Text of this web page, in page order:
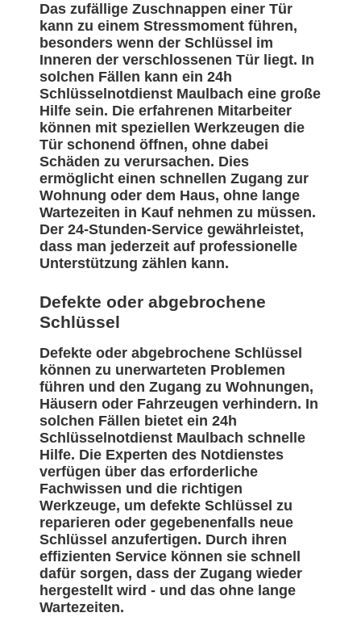
Das zufällige Zuschnappen einer Tür
kann zu einem Stressmoment führen,
besonders wenn der Schlüssel im
Inneren der verschlossenen Tür liegt. In
solchen Fällen kann ein 24h
Schlüsselnotdienst Maulbach eine große
Hilfe sein. Die erfahrenen Mitarbeiter
können mit speziellen Werkzeugen die
Tür schonend öffnen, ohne dabei
Schäden zu verursachen. Dies
ermöglicht einen schnellen Zugang zur
Wohnung oder dem Haus, ohne lange
Wartezeiten in Kauf nehmen zu müssen.
Der 24-Stunden-Service gewährleistet,
dass man jederzeit auf professionelle
Unterstützung zählen kann.
Defekte oder abgebrochene
Schlüssel
Defekte oder abgebrochene Schlüssel
können zu unerwarteten Problemen
führen und den Zugang zu Wohnungen,
Häusern oder Fahrzeugen verhindern. In
solchen Fällen bietet ein 24h
Schlüsselnotdienst Maulbach schnelle
Hilfe. Die Experten des Notdienstes
verfügen über das erforderliche
Fachwissen und die richtigen
Werkzeuge, um defekte Schlüssel zu
reparieren oder gegebenenfalls neue
Schlüssel anzufertigen. Durch ihren
effizienten Service können sie schnell
dafür sorgen, dass der Zugang wieder
hergestellt wird - und das ohne lange
Wartezeiten.